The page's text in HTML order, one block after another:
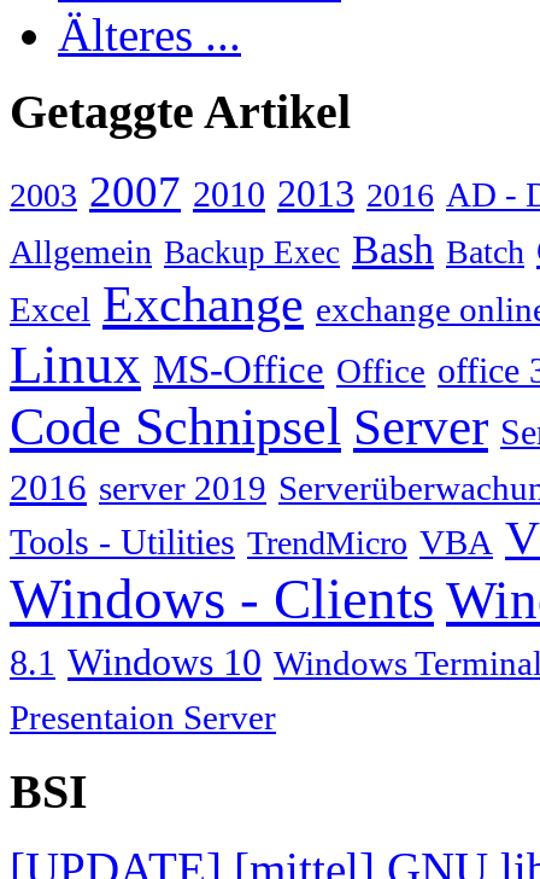
Älteres ...
Getaggte Artikel
2003 2007 2010 2013 2016 AD -
Allgemein Backup Exec Bash Batch
Excel Exchange exchange
Linux MS-Office Office office
Code Schnipsel Server
2016 server 2019
Tools - Utilities TrendMicro VBA
Windows - Clients
8.1 Windows 10 Windows
Presentaion Server
BSI